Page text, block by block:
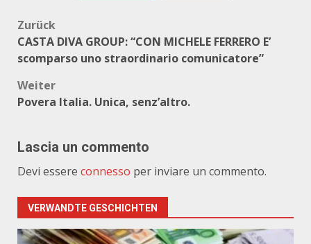
Beitragsnavigation
Zurück
CASTA DIVA GROUP: “CON MICHELE FERRERO E’
scomparso uno straordinario comunicatore”
Weiter
Povera Italia. Unica, senz’altro.
Lascia un commento
Devi essere connesso per inviare un commento.
VERWANDTE GESCHICHTEN